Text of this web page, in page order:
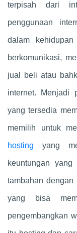
terpisah dari
penggunaan
dalam
berkomunikasi,
jual beli atau
internet. Menjadi
yang tersedia
memilih untuk
hosting yang
keuntungan
tambahan
yang bisa
pengembangkan